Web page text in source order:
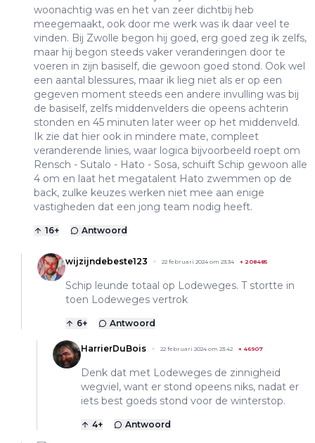
woonachtig was en het van zeer dichtbij heb
meegemaakt, ook door me werk was ik daar veel te
vinden. Bij Zwolle begon hij goed, erg goed zeg ik zelfs,
maar hij begon steeds vaker veranderingen door te
voeren in zijn basiself, die gewoon goed stond. Ook wel
een aantal blessures, maar ik lieg niet als er op een
gegeven moment steeds een andere invulling was bij
de basiself, zelfs middenvelders die opeens achterin
stonden en 45 minuten later weer op het middenveld.
Ik zie dat hier ook in mindere mate, compleet
veranderende linies, waar logica bijvoorbeeld roept om
Rensch - Sutalo - Hato - Sosa, schuift Schip gewoon alle
4 om en laat het megatalent Hato zwemmen op de
back, zulke keuzes werken niet mee aan enige
vastigheden dat een jong team nodig heeft.
16+ Antwoord
wijzijndebeste123 22 februari 2024 om 23:34 + 208485
Schip leunde totaal op Lodeweges. T stortte in
toen Lodeweges vertrok
6+ Antwoord
HarrierDuBois 22 februari 2024 om 23:42 + 46907
Denk dat met Lodeweges de zinnigheid
wegviel, want er stond opeens niks, nadat er
iets best goeds stond voor de winterstop.
4+ Antwoord